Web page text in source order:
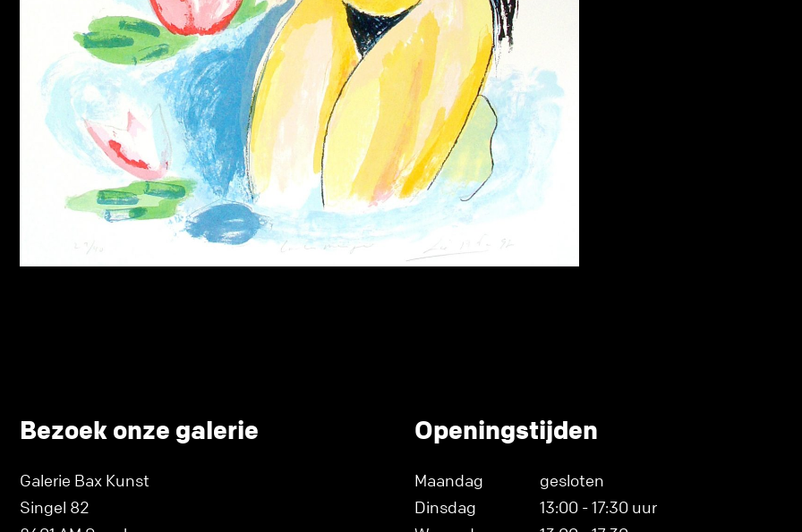
Bezoek onze galerie
Galerie Bax Kunst
Singel 82
Openingstijden
Maandag
gesloten
Dinsdag
13:00 - 17:30 uur